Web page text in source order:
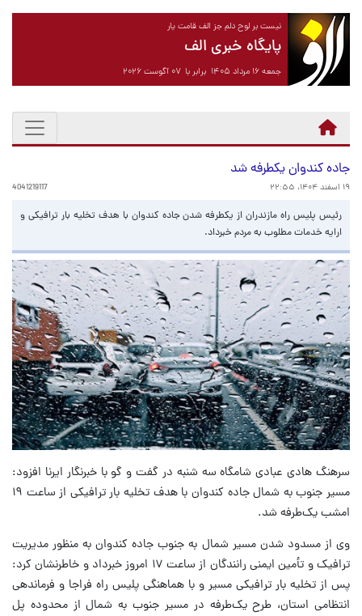
نیست بر لوح دلم جز الف قامت یار
پایگاه خبری الف
جمعه ۱۶ مرداد ۱۴۰۵ برابر با ۰۷ آگوست ۲۰۲۶
جاده کندوان یکطرفه شد
۱۹ اسفند ۱۴۰۴، ۲۲:۵۵ 4041219117
رئیس پلیس راه مازندران از یکطرفه شدن جاده کندوان با هدف تخلیه بار ترافیکی و
ارایه خدمات مطلوب به مردم خبرداد.
سرهنگ هادی عبادی شامگاه سه شنبه در گفت و گو با خبرنگار ایرنا افزود:
مسیر جنوب به شمال جاده کندوان با هدف تخلیه بار ترافیکی از ساعت ۱۹
امشب یک‌طرفه شد.
وی از مسدود شدن مسیر شمال به جنوب جاده کندوان به منظور مدیریت
ترافیک و تأمین ایمنی رانندگان از ساعت ۱۷ امروز خبرداد و خاطرنشان کرد:
پس از تخلیه بار ترافیکی مسیر و با هماهنگی پلیس راه فراجا و فرماندهی
انتظامی استان، طرح یک‌طرفه در مسیر جنوب به شمال از محدوده پل